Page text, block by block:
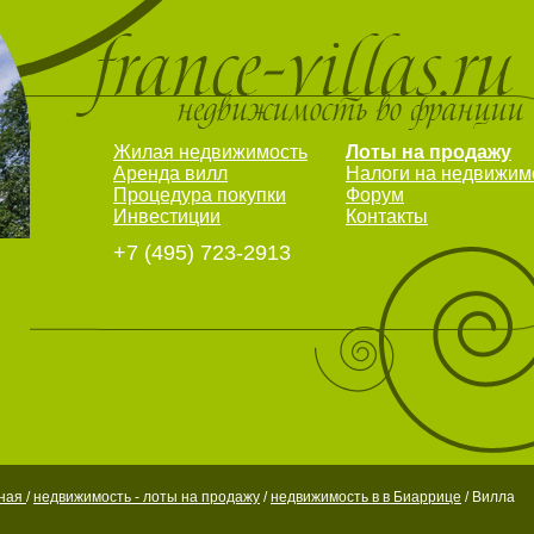
Жилая недвижимость
Аренда вилл
Процедура покупки
Инвестиции
Лоты на продажу
Налоги на
Форум
Контакты
+7 (495) 723-2913
/недвижимость - лоты на продажу /недвижимость в в Биаррице / Вилла